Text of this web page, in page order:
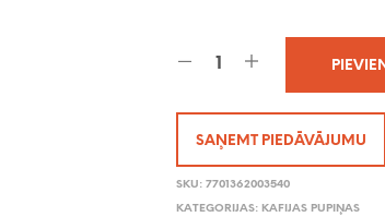
SAŅEMT PIEDĀVĀJUMU
SKU:7701362003540
KATEGORIJAS: KAFIJAS PUPIŅAS